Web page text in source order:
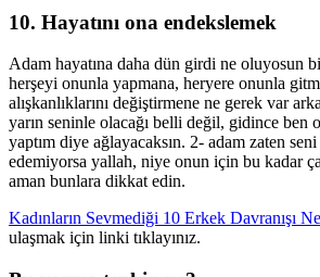
10. Hayatını ona endekslemek
Adam hayatına daha dün girdi ne oluyosun
herşeyi onunla yapmana, heryere onunla
alışkanlıklarını değiştirmene ne gerek var
yarın seninle olacağı belli değil, gidince ben
yaptım diye ağlayacaksın. 2- adam zaten
edemiyorsa yallah, niye onun için bu kadar
aman bunlara dikkat edin.
Kadınların Sevmediği 10 Erkek Davranışı
ulaşmak için linki tıklayınız.